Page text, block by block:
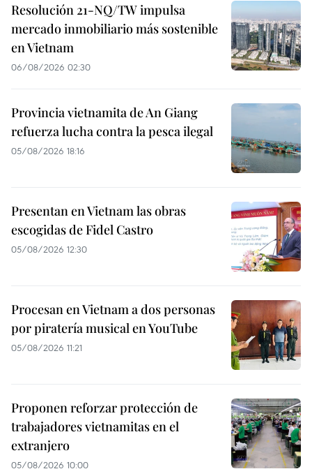
Resolución 21-NQ/TW impulsa
mercado inmobiliario más sostenible
en Vietnam
06/08/2026 02:30
Provincia vietnamita de An Giang
refuerza lucha contra la pesca ilegal
05/08/2026 18:16
Presentan en Vietnam las obras
escogidas de Fidel Castro
05/08/2026 12:30
Procesan en Vietnam a dos personas
por piratería musical en YouTube
05/08/2026 11:21
Proponen reforzar protección de
trabajadores vietnamitas en el
extranjero
05/08/2026 10:00